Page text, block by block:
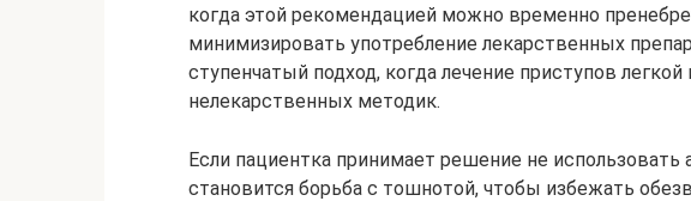
когда этой рекомендацией можно временно
минимизировать употребление лекарственных
ступенчатый подход, когда лечение приступов
нелекарственных методик.
Если пациентка принимает решение не использовать
становится борьба с тошнотой, чтобы избежать